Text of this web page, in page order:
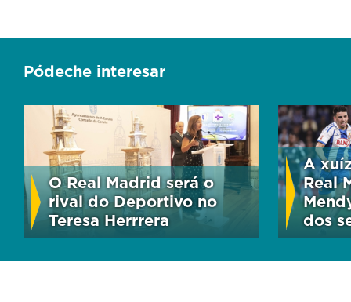
Pódeche interesar
O Real Madrid será o
rival do Deportivo no
Teresa Herrrera
A
Real
dos